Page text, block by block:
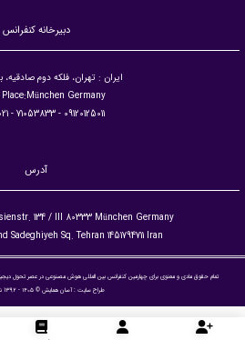
دبیرخانه کنفرانس
ایران : تهران، فلکه دوم
Place:München Germany
09120125011 - Tel : 021 - 71053833
آدرس
134 / III 80333 München Germany
Sadeghiyeh Sq. Tehran 1451794711 Iran
تمام حقوق مادی و معنوی برای چهارمین کنفرانس بین المللی هوش مصنوعی در عصر تحول دیجیتال - مونیخ 2026
طراح سایت :آسان همایش © ۱۴۰۵ - 1392 نسخه 9.11